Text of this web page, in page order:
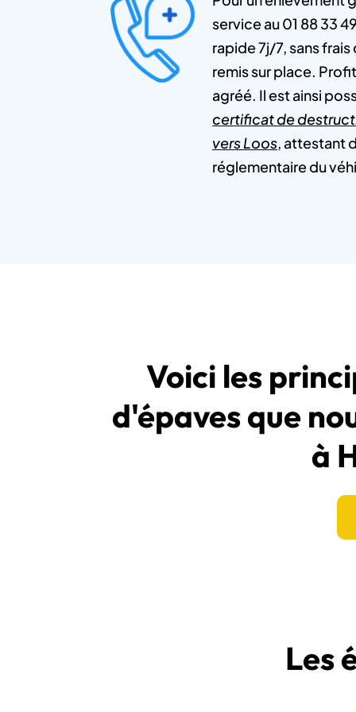
service au 01 88 33
rapide 7j/7, sans
remis sur place.
agréé. Il est ainsi
certificat de
vers Loos, attestant
réglementaire du
Voici les
d'épaves que
à
Les